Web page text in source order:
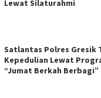
Lewat Silaturahmi
Satlantas Polres Gresik
Kepedulian Lewat
“Jumat Berkah Berbagi”